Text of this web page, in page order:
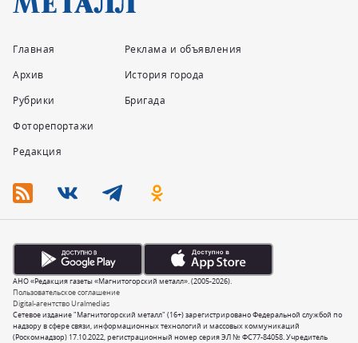
Главная
Архив
Рубрики
Фоторепортажи
Редакция
Реклама и объявления
История города
Бригада
Сетевое издание "Магнитогорский металл" (16+) зарегистрировано Федеральной службой по
надзору в сфере связи, информационных технологий и массовых коммуникаций
(Роскомнадзор) 17.10.2022, регистрационный номер серия ЭЛ № ФС77-84058. Учредитель
Пользовательское соглашение
Digital-агентство Uralmedias
АНО «Редакция газеты «Магнитогорский металл». (2005-2026).